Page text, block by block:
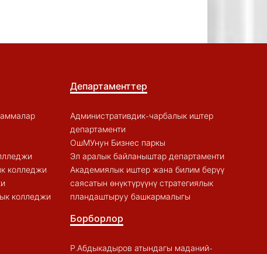
колледжи
колледжи
Департаменттер
Административдик-чарбалык иштер
департаменти
ОшМУнун Бизнес паркы
Эл аралык байланыштар департаменти
Академиялык иштер жана билим берүү
саясатын өнүктүрүүнү стратегиялык
пландаштыруу башкармалыгы
Борборлор
Р.Абдыкадыров атындагы маданий-